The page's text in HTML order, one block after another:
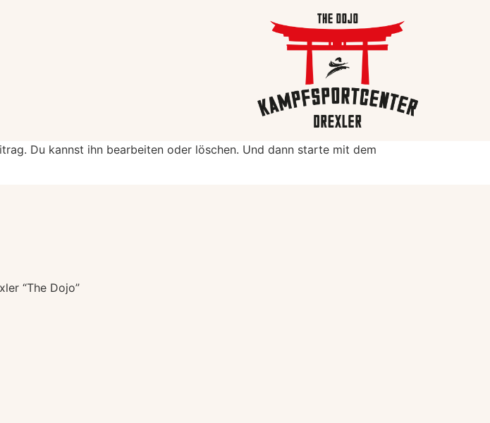
Du kannst ihn bearbeiten oder löschen. Und dann starte mit dem
“The Dojo”